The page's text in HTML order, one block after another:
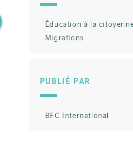
Éducation à la
Migrations
PUBLIÉ PAR
BFC International